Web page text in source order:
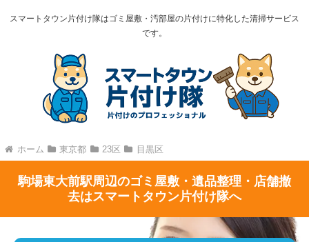
スマートタウン片付け隊はゴミ屋敷・汚部屋の片付けに特化した清掃サービス
です。
ホーム 東京都 23区 目黒区
駒場東大前駅周辺のゴミ屋敷・遺品整理・店舗撤
去はスマートタウン片付け隊へ